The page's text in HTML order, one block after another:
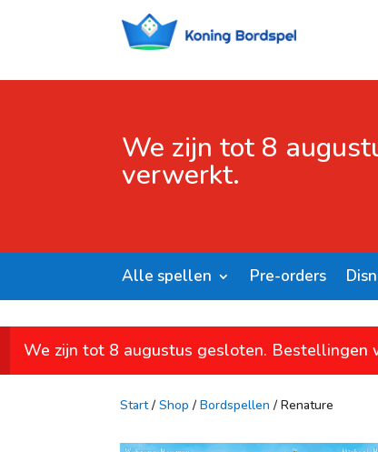
We zijn tot 8
verwerkt.
Alle spellen Pre-orders
We zijn tot 8 augustus gesloten. Bestellingen
Start/ Shop / Bordspellen / Renature